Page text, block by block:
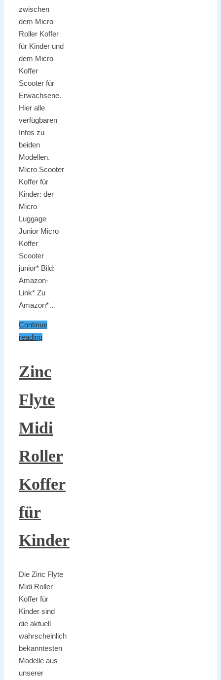
zwischen
dem Micro
Roller Koffer
für Kinder und
dem Micro
Koffer
Scooter für
Erwachsene.
Hier alle
verfügbaren
Infos zu
beiden
Modellen.
Micro Scooter
Koffer für
Kinder: der
Micro
Luggage
Junior Micro
Koffer
Scooter
junior* Bild:
Amazon-
Link* Zu
Amazon*…
Continue
reading
Zinc
Flyte
Midi
Roller
Koffer
für
Kinder
Die Zinc Flyte
Midi Roller
Koffer für
Kinder sind
die aktuell
wahrscheinlich
bekanntesten
Modelle aus
unserer